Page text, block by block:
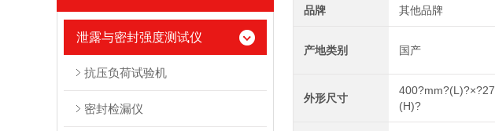
泄露与密封强度测试仪
抗压负荷试验机
密封检漏仪
品牌 其他品牌
产地类别 国产
外形尺寸
(H)?